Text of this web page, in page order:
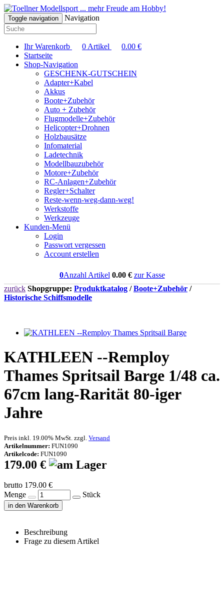
... mehr Freude am Hobby!
Toggle navigation Navigation
Ihr Warenkorb 0 Artikel 0.00 €
Startseite
Shop-Navigation
GESCHENK-GUTSCHEIN
Adapter+Kabel
Akkus
Boote+Zubehör
Auto + Zubehör
Flugmodelle+Zubehör
Helicopter+Drohnen
Holzbausätze
Infomaterial
Ladetechnik
Modellbauzubehör
Motore+Zubehör
RC-Anlagen+Zubehör
Regler+Schalter
Reste-wenn-weg-dann-weg!
Werkstoffe
Werkzeuge
Kunden-Menü
Login
Passwort vergessen
Account erstellen
0Anzahl Artikel 0.00€ zur Kasse
zurück Shopgruppe: Produktkatalog /Boote+Zubehör /
Historische Schiffsmodelle
KATHLEEN --Remploy
Thames Spritsail Barge 1/48 ca.
67cm lang-Rarität 80-iger
Jahre
Preis inkl. 19.00% MwSt. zzgl. Versand
Artikelnummer: FUN1090
Artikelcode: FUN1090
179.00 €
brutto 179.00 €
Menge
Stück
in den Warenkorb
Beschreibung
Frage zu diesem Artikel